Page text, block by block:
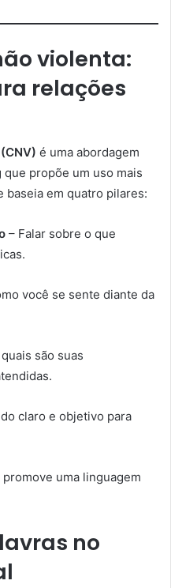
violenta:
relações
é uma abordagem
propõe um uso mais
baseia em quatro pilares:
– Falar sobre o que
você se sente diante da
são suas
claro e objetivo para
uma linguagem
no